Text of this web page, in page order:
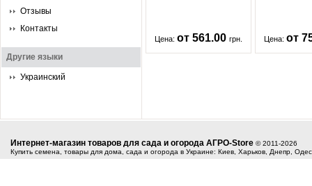
Отзывы
Контакты
Другие языки
Украинский
Цена: от 561.00 грн. Цена:от
Интернет-магазин товаров для сада и огорода АГРО-Store © 2011-2026
Купить семена, товары для дома, сада и огорода в Украине: Киев, Харьков, Днепр,